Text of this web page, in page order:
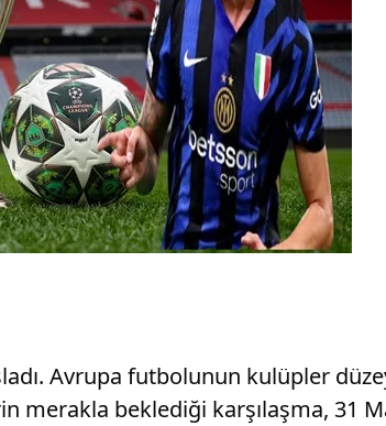
Avrupa futbolunun kulüpler
beklediği karşılaşma, 31